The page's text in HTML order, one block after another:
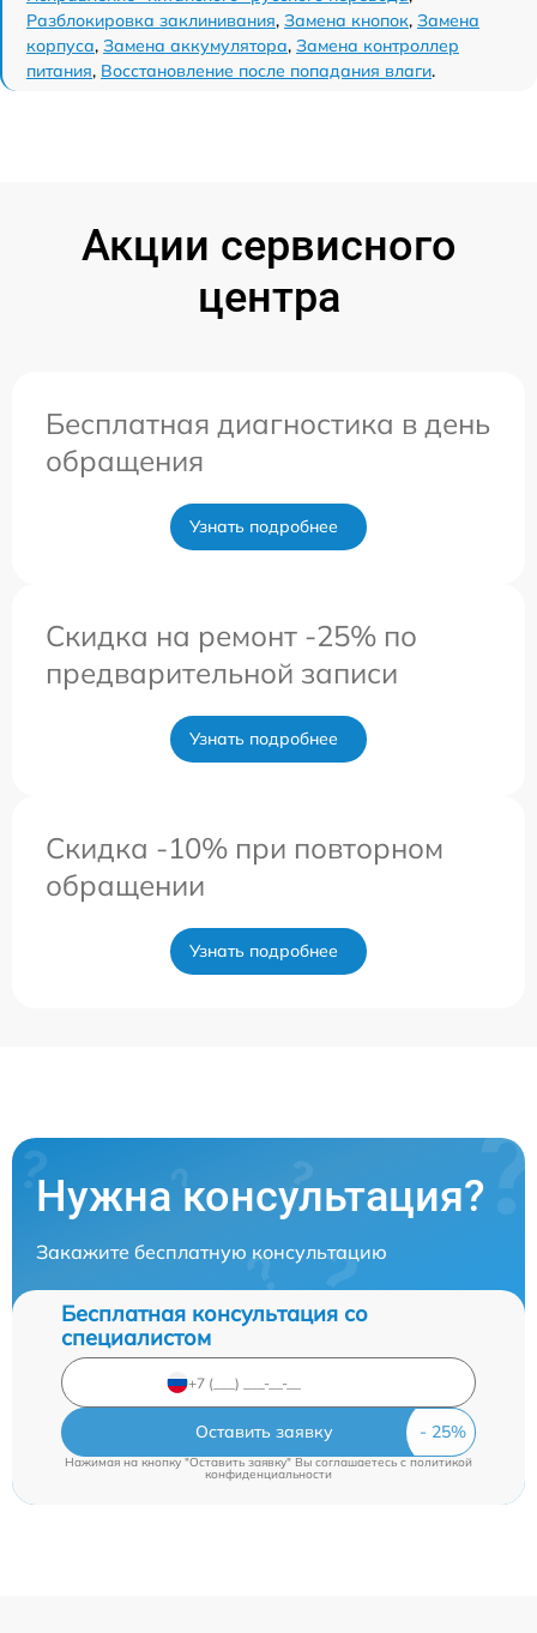
Разблокировка заклинивания, Замена кнопок, Замена
корпуса, Замена аккумулятора, Замена контроллер
питания, Восстановление после попадания влаги.
Акции сервисного
центра
Бесплатная диагностика в день
обращения
Узнать подробнее
Скидка на ремонт -25% по
предварительной записи
Узнать подробнее
Скидка -10% при повторном
обращении
Узнать подробнее
Нужна консультация?
Закажите бесплатную консультацию
Бесплатная консультация со
специалистом
Оставить заявку
Нажимая на кнопку "Оставить заявку" Вы соглашаетесь cполитикой
конфиденциальности